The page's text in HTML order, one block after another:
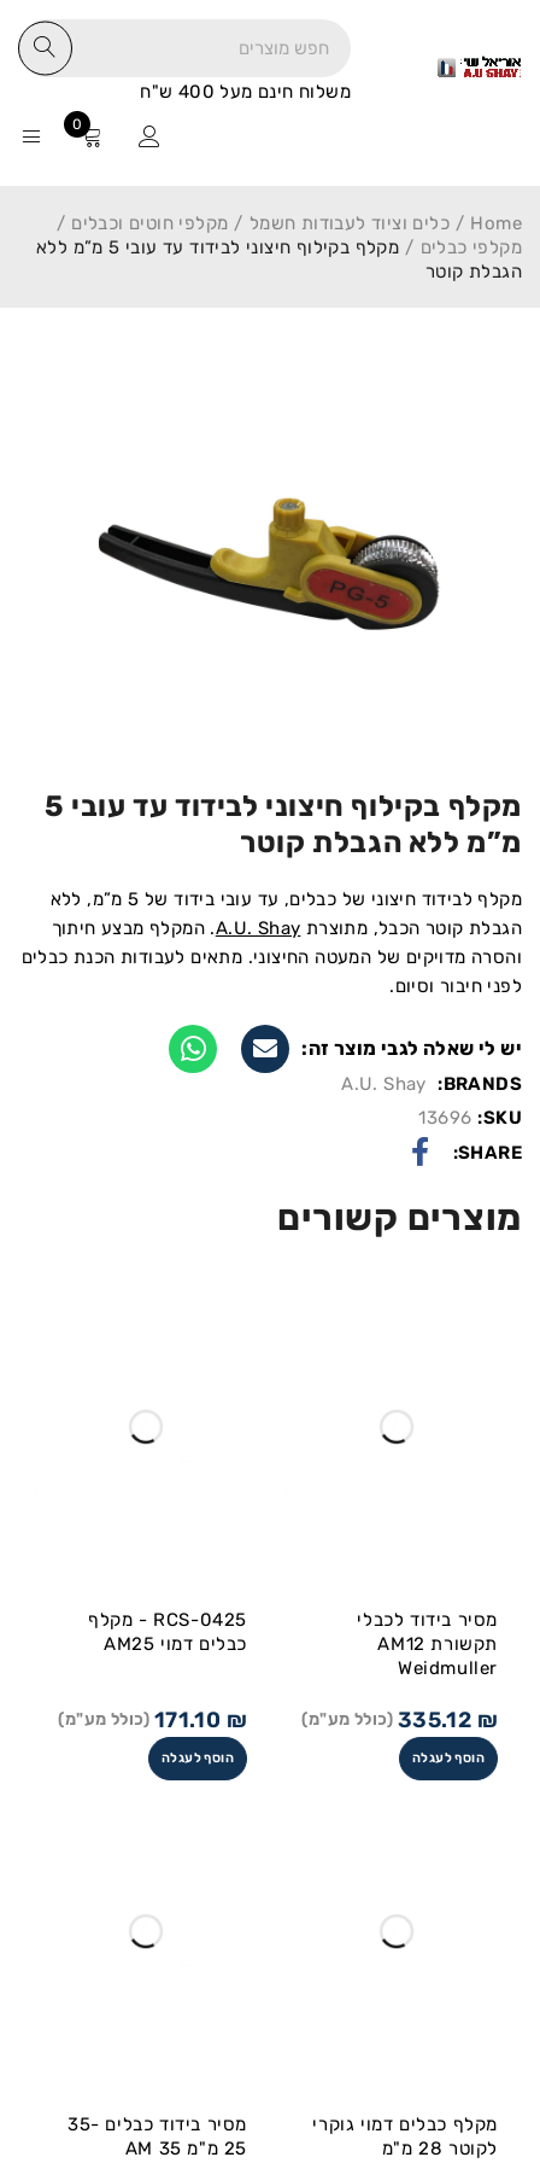
משלוח חינם מעל 400 ש"ח
0
Home
/ כלים וציוד לעבודות חשמל / מקלפי חוטים וכבלים /
מקלפי כבלים /
מקלף בקילוף חיצוני לבידוד עד עובי 5 מ”מ ללא
הגבלת קוטר
מקלף בקילוף חיצוני לבידוד עד עובי 5
מ”מ ללא הגבלת קוטר
מקלף לבידוד חיצוני של כבלים, עד עובי בידוד של 5 מ”מ, ללא
הגבלת קוטר הכבל, מתוצרת A.U. Shay. המקלף מבצע חיתוך
והסרה מדויקים של המעטה החיצוני. מתאים לעבודות הכנת כבלים
לפני חיבור וסיום.
יש לי שאלה לגבי מוצר זה:
BRANDS:
A.U. Shay
SKU:
13696
SHARE:
מוצרים קשורים
מסיר בידוד לכבלי
תקשורת AM12
Weidmuller
335.12 ₪ (כולל מע"מ)
הוסף לעגלה
RCS-0425 - מקלף
כבלים דמוי AM25
171.10 ₪ (כולל מע"מ)
הוסף לעגלה
מקלף כבלים דמוי גוקרי
לקוטר 28 מ"מ
מסיר בידוד כבלים 35-
25 מ"מ AM 35